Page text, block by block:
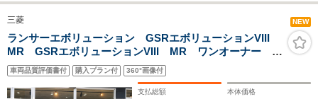
三菱 NEW
ランサーエボリューション GSRエボリューションVIII
MR GSRエボリューションVIII MR ワンオーナー 外
オーディオ Rウィング 17インチAW ブレンボキャリ
パー
車両品質評価書付 購入プラン付 360°画像付
支払総額 本体価格